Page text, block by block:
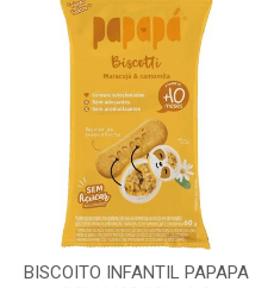
BISCOITO INFANTIL PAPAPA